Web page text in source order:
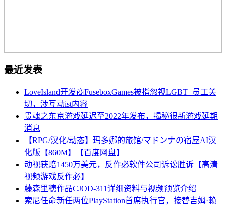
最近发表
LoveIsland开发商FuseboxGames被指忽视LGBT+员工关
切，涉互动ist内容
贵魂之东京游戏延迟至2022年发布，揭秘很新游戏延期
消息
【RPG/汉化/动态】玛多娜的旅馆/マドンナの宿屋AI汉
化版【860M】【百度网盘】
动视获赔1450万美元，反作必软件公司诉讼胜诉【高清
视频游戏反作必】
藤森里穂作品CJOD-311详细资料与视频预览介绍
索尼任命新任两位PlayStation首席执行官，接替吉姆·赖